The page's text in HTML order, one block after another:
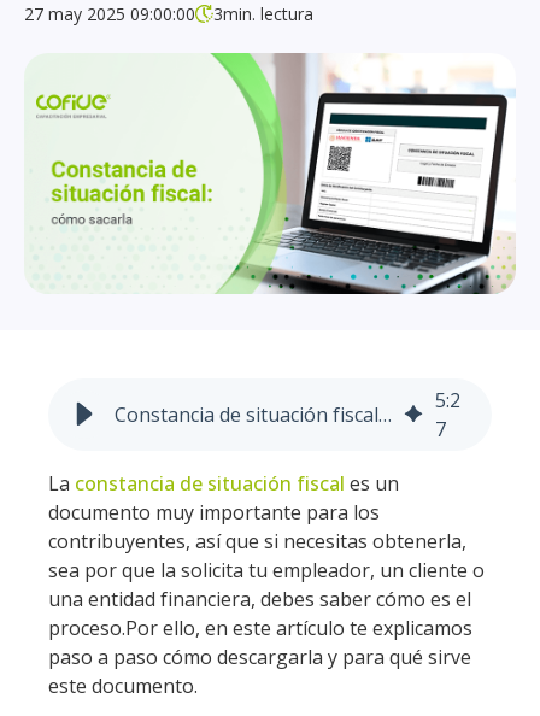
27 may 2025 09:00:00 3min. lectura
Constancia de situación fiscal: cómo sacarla
5:2
7
La constancia de situación fiscal es un
documento muy importante para los
contribuyentes, así que si necesitas obtenerla,
sea por que la solicita tu empleador, un cliente o
una entidad financiera, debes saber cómo es el
proceso.Por ello, en este artículo te explicamos
paso a paso cómo descargarla y para qué sirve
este documento.